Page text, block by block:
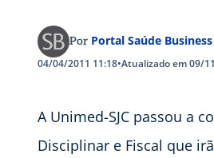
Por Portal Saúde Business
04/04/2011 11:18•Atualizado em 09/
A Unimed-SJC passou a
Disciplinar e Fiscal que